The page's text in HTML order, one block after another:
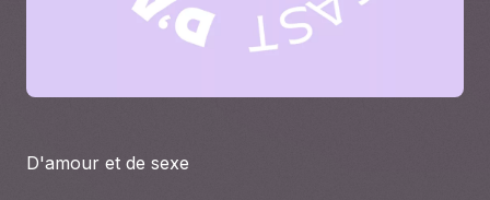
Carrière
Location studio
D'amour et de sexe